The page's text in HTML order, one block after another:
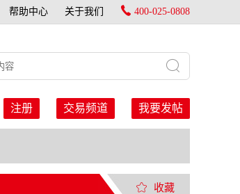
帮助中心 关于我们 400-025-0808
注册 交易频道 我要发帖
收藏